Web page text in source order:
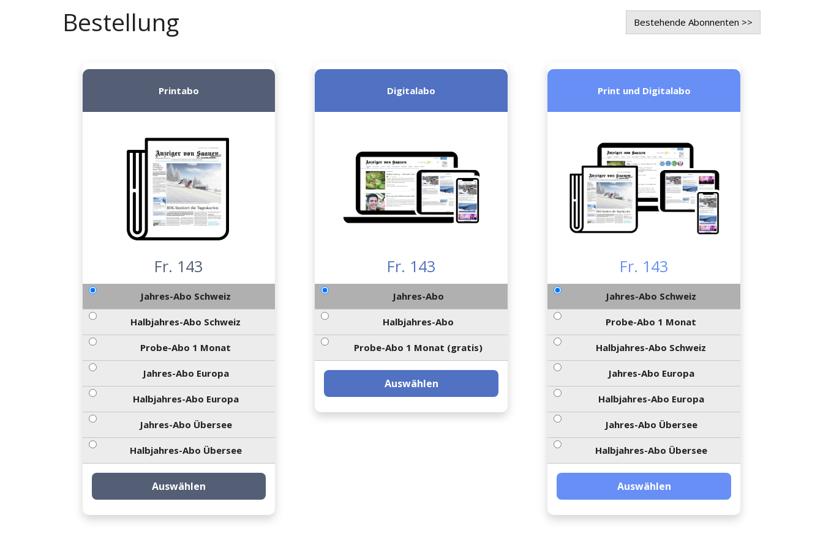
Bestellung Bestehende Abonnenten >>
Printabo
Fr. 143
Jahres-Abo Schweiz
Halbjahres-Abo Schweiz
Probe-Abo 1 Monat
Jahres-Abo Europa
Halbjahres-Abo Europa
Jahres-Abo Übersee
Halbjahres-Abo Übersee
Auswählen
Digitalabo
Fr. 143
Jahres-Abo
Halbjahres-Abo
Probe-Abo 1 Monat (gratis)
Auswählen
Print und Digitalabo
Fr. 143
Jahres-Abo Schweiz
Probe-Abo 1 Monat
Halbjahres-Abo Schweiz
Jahres-Abo Europa
Halbjahres-Abo Europa
Jahres-Abo Übersee
Halbjahres-Abo Übersee
Auswählen